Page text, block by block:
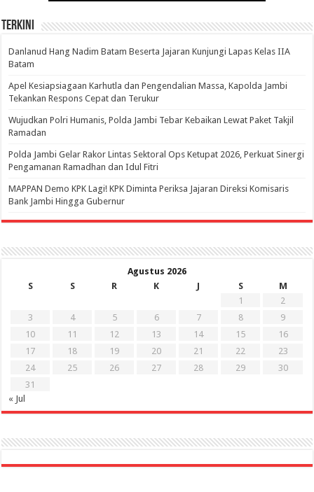
Terkini
Danlanud Hang Nadim Batam Beserta Jajaran Kunjungi Lapas Kelas IIA
Batam
Apel Kesiapsiagaan Karhutla dan Pengendalian Massa, Kapolda Jambi
Tekankan Respons Cepat dan Terukur
Wujudkan Polri Humanis, Polda Jambi Tebar Kebaikan Lewat Paket Takjil
Ramadan
Polda Jambi Gelar Rakor Lintas Sektoral Ops Ketupat 2026, Perkuat Sinergi
Pengamanan Ramadhan dan Idul Fitri
‎MAPPAN Demo KPK Lagi! KPK Diminta Periksa Jajaran Direksi Komisaris
Bank Jambi Hingga Gubernur ‎
Agustus 2026
S
S R K J S
M
1
2
3
4 5 6 7 8
9
10
11 12 13 14 15
16
17
18 19 20 21 22
23
24
25 26 27 28 29
30
31
« Jul